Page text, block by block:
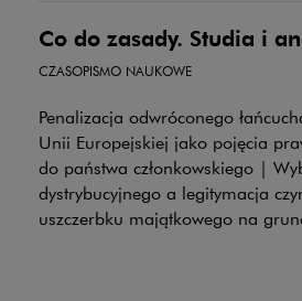
Co do zasady. Studia i
CZASOPISMO NAUKOWE
Penalizacja odwróconego
Unii Europejskiej jako pojęcia
do państwa członkowskiego |
dystrybucyjnego a legitymacja
uszczerbku majątkowego na